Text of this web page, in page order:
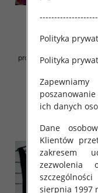
produkt) Roz Standard,
Paczka 5 szt
76.00 zł
szczegóły
Polityka
Polityka
ich danych
Dane
Klientów
zakresem
zezwolenia
sierpnia 1997